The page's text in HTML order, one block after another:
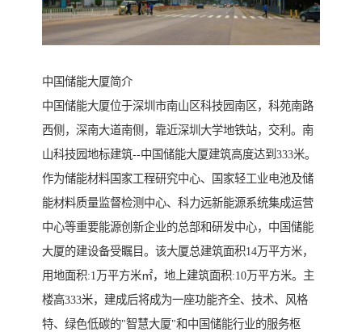
中国储能大厦简介
中国储能大厦位于深圳市南山区科技园南区，科苑南路
西侧，深南大道南侧，靠近深圳大学地铁站，交利。南
山科技园地标建筑--中国储能大厦建筑高度达到333米。
作为储能材料国家工程研究中心、国家轻工业电池及储
能材料质量监督检测中心、科力远新能源系统集成运营
中心等重要能源创新企业的总部和研发中心，中国储能
大厦的建设备受瞩目。该大厦总建筑面积14万平方米，
用地面积:1万平方米㎡，地上建筑面积:10万平方米。主
楼高333米，建成后将成为一座功能齐全、技术、风格
特、绿色低碳的"智慧大厦"和中国储能行业的服务枢